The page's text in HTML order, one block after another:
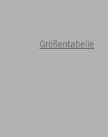
Größentabelle